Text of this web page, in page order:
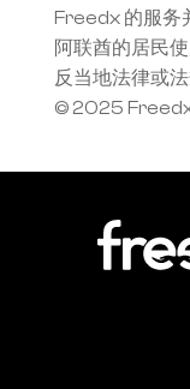
Freedx 的服务
阿联酋的居民
反当地法律或
© 2025